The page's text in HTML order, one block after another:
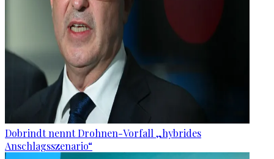
Dobrindt nennt Drohnen-Vorfall „hybrides
Anschlagsszenario“